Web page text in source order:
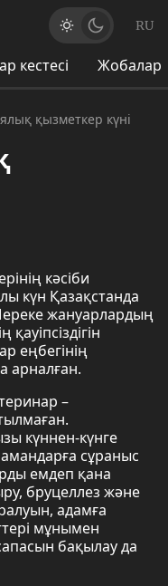
RU
кестесі Жобалар
қызметкер күні
кәсіби
күн Қазақстанда
жануарлардың
еңбегінің
арналған.
–
күннен-күнге
сұраныс
емдеп қана
бруцеллез және
адамға
мұнымен
бақылау да